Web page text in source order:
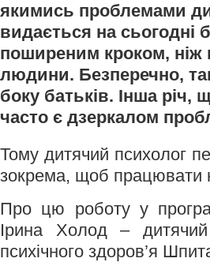
якимись проблемами
видається на сьогодні
поширеним кроком, ніж
людини. Безперечно,
боку батьків. Інша річ,
часто є дзеркалом
Тому дитячий психолог
зокрема, щоб працювати
Про цю роботу у
Ірина Холод –
психічного здоров’я